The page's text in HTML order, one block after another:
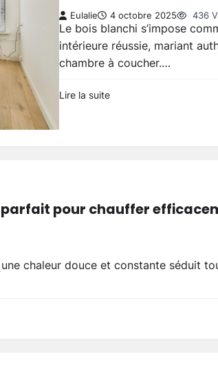
Eulalie 4 octobre 2025 436
Le bois blanchi s’impose
intérieure réussie, mariant
chambre à coucher.…
Lire la suite
pour chauffer
chaleur douce et constante séduit